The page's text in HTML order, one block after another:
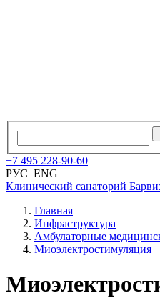
+7 495 228-90-60
РУС ENG
Клинический санаторий
Главная
Инфраструктура
Амбулаторные
Миоэлектростимуляция